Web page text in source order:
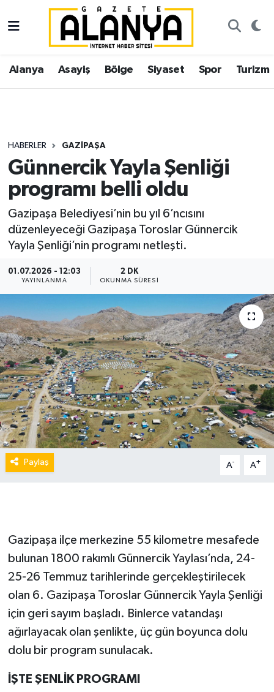
Alanya Asayiş Bölge Siyaset Spor Turizm
HABERLER GAZIPAŞA
Günnercik Yayla Şenliği
programı belli oldu
Gazipaşa Belediyesi’nin bu yıl 6’ncısını
düzenleyeceği Gazipaşa Toroslar Günnercik
Yayla Şenliği’nin programı netleşti.
01.07.2026 - 12:03
YAYINLANMA
2 DK
OKUNMA SÜRESI
Paylaş A- A+
Gazipaşa ilçe merkezine 55 kilometre mesafede
bulunan 1800 rakımlı Günnercik Yaylası’nda, 24-
25-26 Temmuz tarihlerinde gerçekleştirilecek
olan 6. Gazipaşa Toroslar Günnercik Yayla Şenliği
için geri sayım başladı. Binlerce vatandaşı
ağırlayacak olan şenlikte, üç gün boyunca dolu
dolu bir program sunulacak.
İŞTE ŞENLİK PROGRAMI
Alanya
Asayiş
Siyaset
Spor
Turizm
Ekonomi
İstanbul Nöbetçi Eczaneler
İstanbul Hava Durumu
Süper Lig Puan Durumu ve Fikstür
Tüm Manşetler
Son Dakika Haberleri
Haber Arşivi